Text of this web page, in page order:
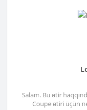
Salam. Bu ətir
Coupe ətiri üçün